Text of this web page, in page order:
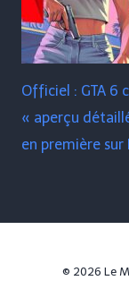
Officiel : GTA 6
« aperçu
en première
© 2026 Le